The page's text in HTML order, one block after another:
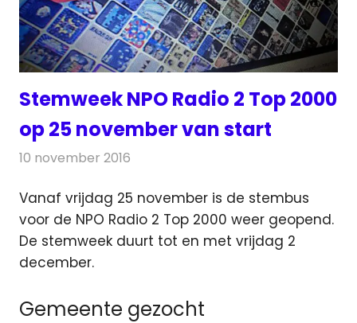
Stemweek NPO Radio 2 Top 2000
op 25 november van start
10 november 2016
Vanaf vrijdag 25 november is de stembus
voor de NPO Radio 2 Top 2000 weer geopend.
De stemweek duurt tot en met vrijdag 2
december.
Gemeente gezocht